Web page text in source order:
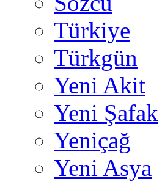
Türkiye
Türkgün
Yeni Akit
Yeni Şafak
Yeniçağ
Yeni Asya